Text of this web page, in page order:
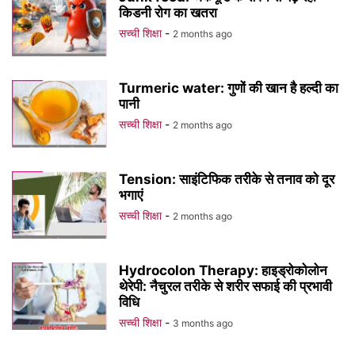
किडनी रोग का खतरा
सच्ची शिक्षा - 2 months ago
Turmeric water: गुणों की खान है हल्दी का
पानी
सच्ची शिक्षा - 2 months ago
Tension: साइंटिफिक तरीके से तनाव को दूर
भगाएं
सच्ची शिक्षा - 2 months ago
Hydrocolon Therapy: हाइड्रोकोलोन
थेरेपी: नैचुरल तरीके से शरीर सफाई की प्रभावी
विधि
सच्ची शिक्षा - 3 months ago